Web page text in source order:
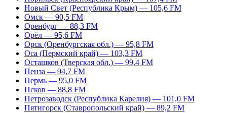
Новый Свет (Республика Крым) — 105,6 FM
Омск — 90,5 FM
Оренбург — 88,3 FM
Орёл — 95,6 FM
Орск (Оренбургская обл.) — 95,8 FM
Оса (Пермский край) — 103,3 FM
Осташков (Тверская обл.) — 99,4 FM
Пенза — 94,7 FM
Пермь — 95,0 FM
Псков — 88,8 FM
Петрозаводск (Республика Карелия) — 101,0 FM
Пятигорск (Ставропольский край) — 89,2 FM